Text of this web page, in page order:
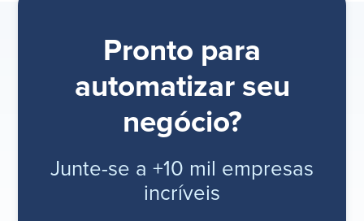
Pronto para
automatizar seu
negócio?
Junte-se a +10 mil empresas
incríveis